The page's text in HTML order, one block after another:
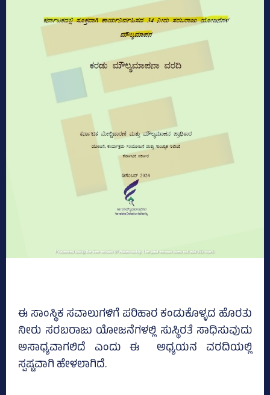
ಈ ಸಾಂಸ್ಥಿಕ ಸವಾಲುಗಳಿಗೆ ಪರಿಹಾರ ಕಂಡುಕೊಳ್ಳದ ಹೊರತು
ನೀರು ಸರಬರಾಜು ಯೋಜನೆಗಳಲ್ಲಿ ಸುಸ್ಥಿರತೆ ಸಾಧಿಸುವುದು
ಅಸಾಧ್ಯವಾಗಲಿದೆ ಎಂದು ಈ ಅಧ್ಯಯನ ವರದಿಯಲ್ಲಿ
ಸ್ಪಷ್ಟವಾಗಿ ಹೇಳಲಾಗಿದೆ.